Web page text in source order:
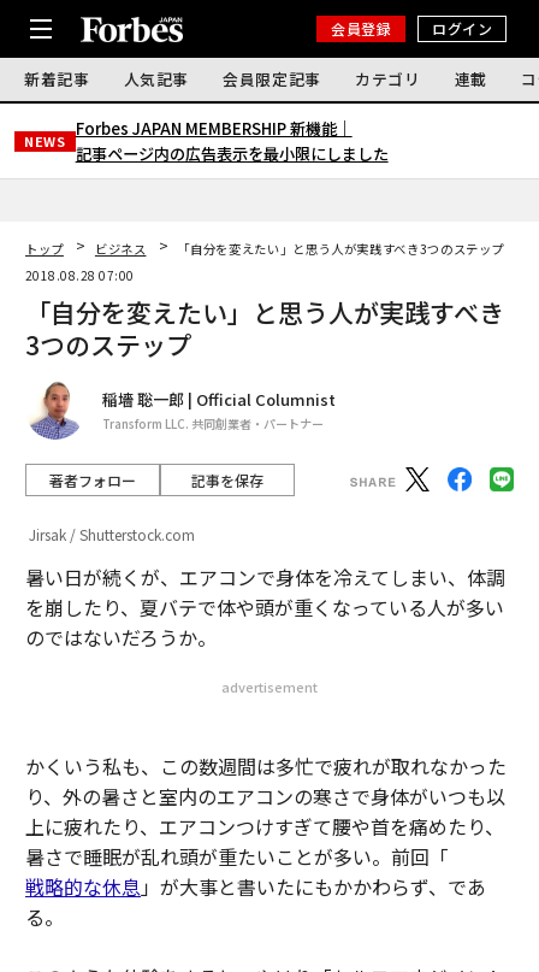
会員登録 ログイン
新着記事 人気記事 会員限定記事 カテゴリ 連載
NEWS
Forbes JAPAN MEMBERSHIP 新機能｜
記事ページ内の広告表示を最小限にしました
トップ ビジネス
「自分を変えたい」と思う人が実践すべき3つのステップ
2018.08.28 07:00
「自分を変えたい」と思う人が実践すべき
3つのステップ
稲墻 聡一郎 | Official Columnist
Transform LLC. 共同創業者・パートナー
著者フォロー 記事を保存
Jirsak / Shutterstock.com
暑い日が続くが、エアコンで身体を冷えてしまい、体調
を崩したり、夏バテで体や頭が重くなっている人が多い
のではないだろうか。
advertisement
かくいう私も、この数週間は多忙で疲れが取れなかった
り、外の暑さと室内のエアコンの寒さで身体がいつも以
上に疲れたり、エアコンつけすぎて腰や首を痛めたり、
暑さで睡眠が乱れ頭が重たいことが多い。前回「
戦略的な休息」が大事と書いたにもかかわらず、であ
る。